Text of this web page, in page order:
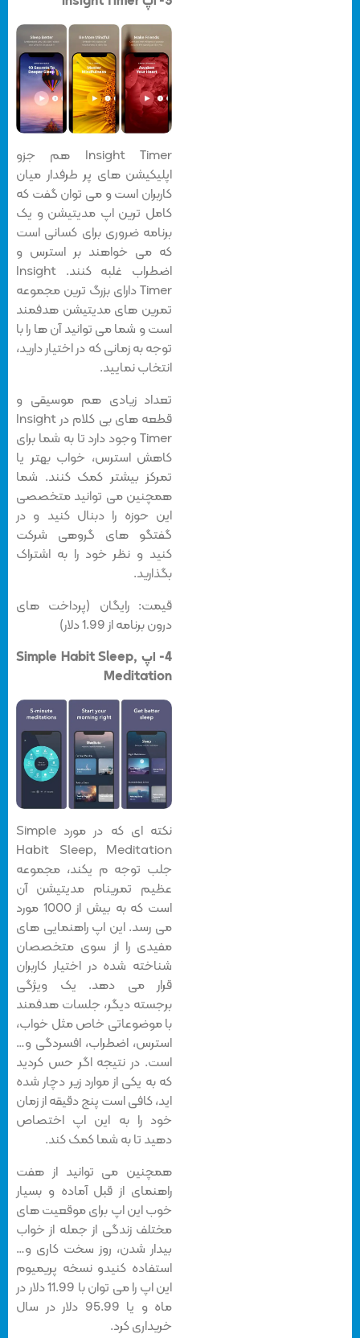
Insight Timer هم جزو
اپلیکیشن های پر طرفدار میان
کاربران است و می توان گفت که
کامل ترین اپ مدیتیشن و یک
برنامه ضروری برای کسانی است
که می خواهند بر استرس و
اضطراب غلبه کنند. Insight
Timer دارای بزرگ ترین مجموعه
تمرین های مدیتیشن هدفمند
است و شما می توانید آن ها را با
توجه به زمانی که در اختیار دارید،
انتخاب نمایید.
تعداد زیادی هم موسیقی و
قطعه های بی کلام در Insight
Timer وجود دارد تا به شما برای
کاهش استرس، خواب بهتر یا
تمرکز بیشتر کمک کنند. شما
همچنین می توانید متخصصی
این حوزه را دبنال کنید و در
گفتگو های گروهی شرکت
کنید و نظر خود را به اشتراک
بگذارید.
قیمت: رایگان (پرداخت های
درون برنامه از 1.99 دلار)
4- اپ Simple Habit Sleep,
Meditation
نکته ای که در مورد Simple
Habit Sleep, Meditation
جلب توجه م یکند، مجموعه
عظیم تمرینام مدیتیشن آن
است که به بیش از 1000 مورد
می رسد. این اپ راهنمایی های
مفیدی را از سوی متخصصان
شناخته شده در اختیار کاربران
قرار می دهد. یک ویژگی
برجسته دیگر، جلسات هدفمند
با موضوعاتی خاص مثل خواب،
استرس، اضطراب، افسردگی و…
است. در نتیجه اگر حس کردید
که به یکی از موارد زیر دچار شده
اید، کافی است پنج دقیقه از زمان
خود را به این اپ اختصاص
دهید تا به شما کمک کند.
همچنین می توانید از هفت
راهنمای از قبل آماده و بسیار
خوب این اپ برای موقعیت های
مختلف زندگی از جمله از خواب
بیدار شدن، روز سخت کاری و…
استفاده کنیدو نسخه پریمیوم
این اپ را می توان با 11.99 دلار در
ماه و یا 95.99 دلار در سال
خریداری کرد.